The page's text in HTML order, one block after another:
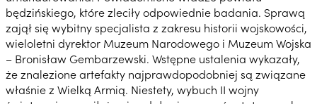
będzińskiego, które zleciły odpowiednie badania. Sprawą
zajął się wybitny specjalista z zakresu historii wojskowości,
wieloletni dyrektor Muzeum Narodowego i Muzeum Wojska
– Bronisław Gembarzewski. Wstępne ustalenia wykazały,
że znalezione artefakty najprawdopodobniej są związane
właśnie z Wielką Armią. Niestety, wybuch II wojny